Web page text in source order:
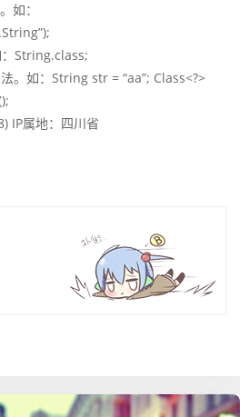
如：
String.class;
。如：String str = “aa”; Class<?>
IP属地：四川省